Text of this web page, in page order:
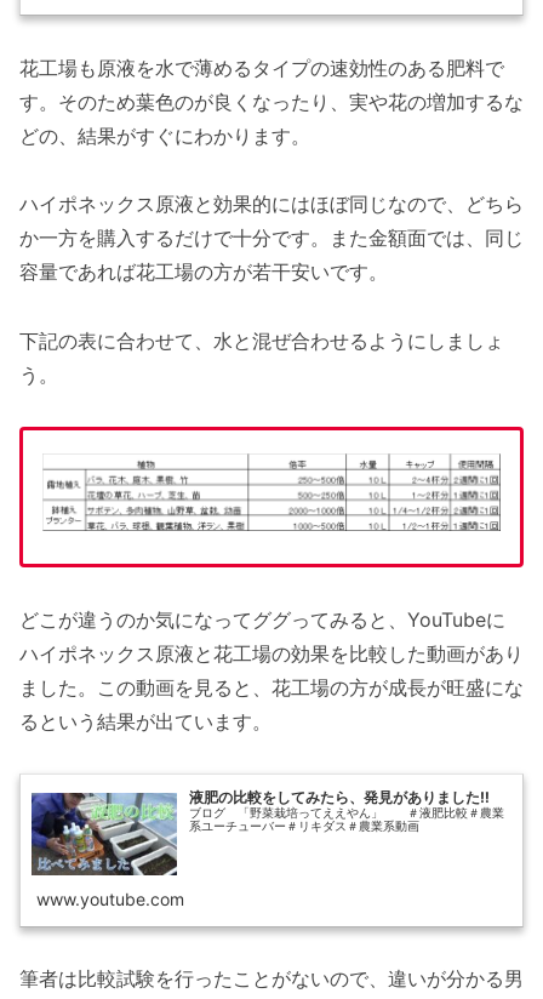
花工場も原液を水で薄めるタイプの速効性のある肥料で
す。そのため葉色のが良くなったり、実や花の増加するな
どの、結果がすぐにわかります。
ハイポネックス原液と効果的にはほぼ同じなので、どちら
か一方を購入するだけで十分です。また金額面では、同じ
容量であれば花工場の方が若干安いです。
下記の表に合わせて、水と混ぜ合わせるようにしましょ
う。
どこが違うのか気になってググってみると、YouTubeに
ハイポネックス原液と花工場の効果を比較した動画があり
ました。この動画を見ると、花工場の方が成長が旺盛にな
るという結果が出ています。
液肥の比較をしてみたら、発見がありました‼
ブログ 「野菜栽培ってええやん」 ＃液肥比較＃農業
系ユーチューバー＃リキダス＃農業系動画
www.youtube.com
筆者は比較試験を行ったことがないので、違いが分かる男